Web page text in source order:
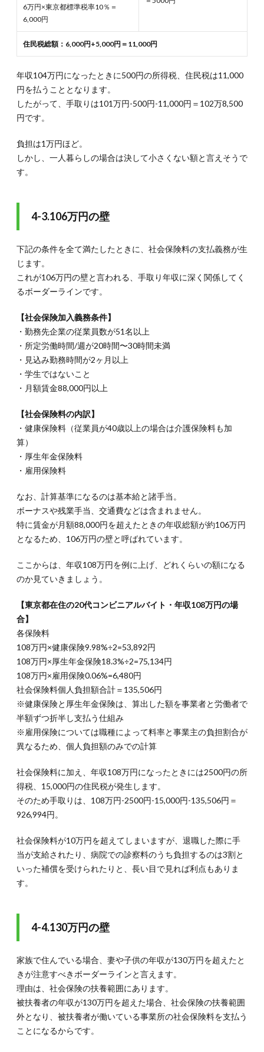
6万円×東京都標準税率10％＝
6,000円
住民税総額：6,000円+5,000円＝11,000円
年収104万円になったときに500円の所得税、住民税は11,000
円を払うこととなります。
したがって、手取りは101万円-500円-11,000円＝102万8,500
円です。
負担は1万円ほど。
しかし、一人暮らしの場合は決して小さくない額と言えそうで
す。
4-3.106万円の壁
下記の条件を全て満たしたときに、社会保険料の支払義務が生
じます。
これが106万円の壁と言われる、手取り年収に深く関係してく
るボーダーラインです。
【社会保険加入義務条件】
・勤務先企業の従業員数が51名以上
・所定労働時間/週が20時間〜30時間未満
・見込み勤務時間が2ヶ月以上
・学生ではないこと
・月額賃金88,000円以上
【社会保険料の内訳】
・健康保険料（従業員が40歳以上の場合は介護保険料も加
算）
・厚生年金保険料
・雇用保険料
なお、計算基準になるのは基本給と諸手当。
ボーナスや残業手当、交通費などは含まれません。
特に賃金が月額88,000円を超えたときの年収総額が約106万円
となるため、106万円の壁と呼ばれています。
ここからは、年収108万円を例に上げ、どれくらいの額になる
のか見ていきましょう。
【東京都在住の20代コンビニアルバイト・年収108万円の場
合】
各保険料
108万円×健康保険9.98%÷2=53,892円
108万円×厚生年金保険18.3%÷2=75,134円
108万円×雇用保険0.06%=6,480円
社会保険料個人負担額合計＝135,506円
※健康保険と厚生年金保険は、算出した額を事業者と労働者で
半額ずつ折半し支払う仕組み
※雇用保険については職種によって料率と事業主の負担割合が
異なるため、個人負担額のみでの計算
社会保険料に加え、年収108万円になったときには2500円の所
得税、15,000円の住民税が発生します。
そのため手取りは、108万円-2500円-15,000円-135,506円＝
926,994円。
社会保険料が10万円を超えてしまいますが、退職した際に手
当が支給されたり、病院での診察料のうち負担するのは3割と
いった補償を受けられたりと、長い目で見れば利点もありま
す。
4-4.130万円の壁
家族で住んでいる場合、妻や子供の年収が130万円を超えたと
きが注意すべきボーダーラインと言えます。
理由は、社会保険の扶養範囲にあります。
被扶養者の年収が130万円を超えた場合、社会保険の扶養範囲
外となり、被扶養者が働いている事業所の社会保険料を支払う
ことになるからです。